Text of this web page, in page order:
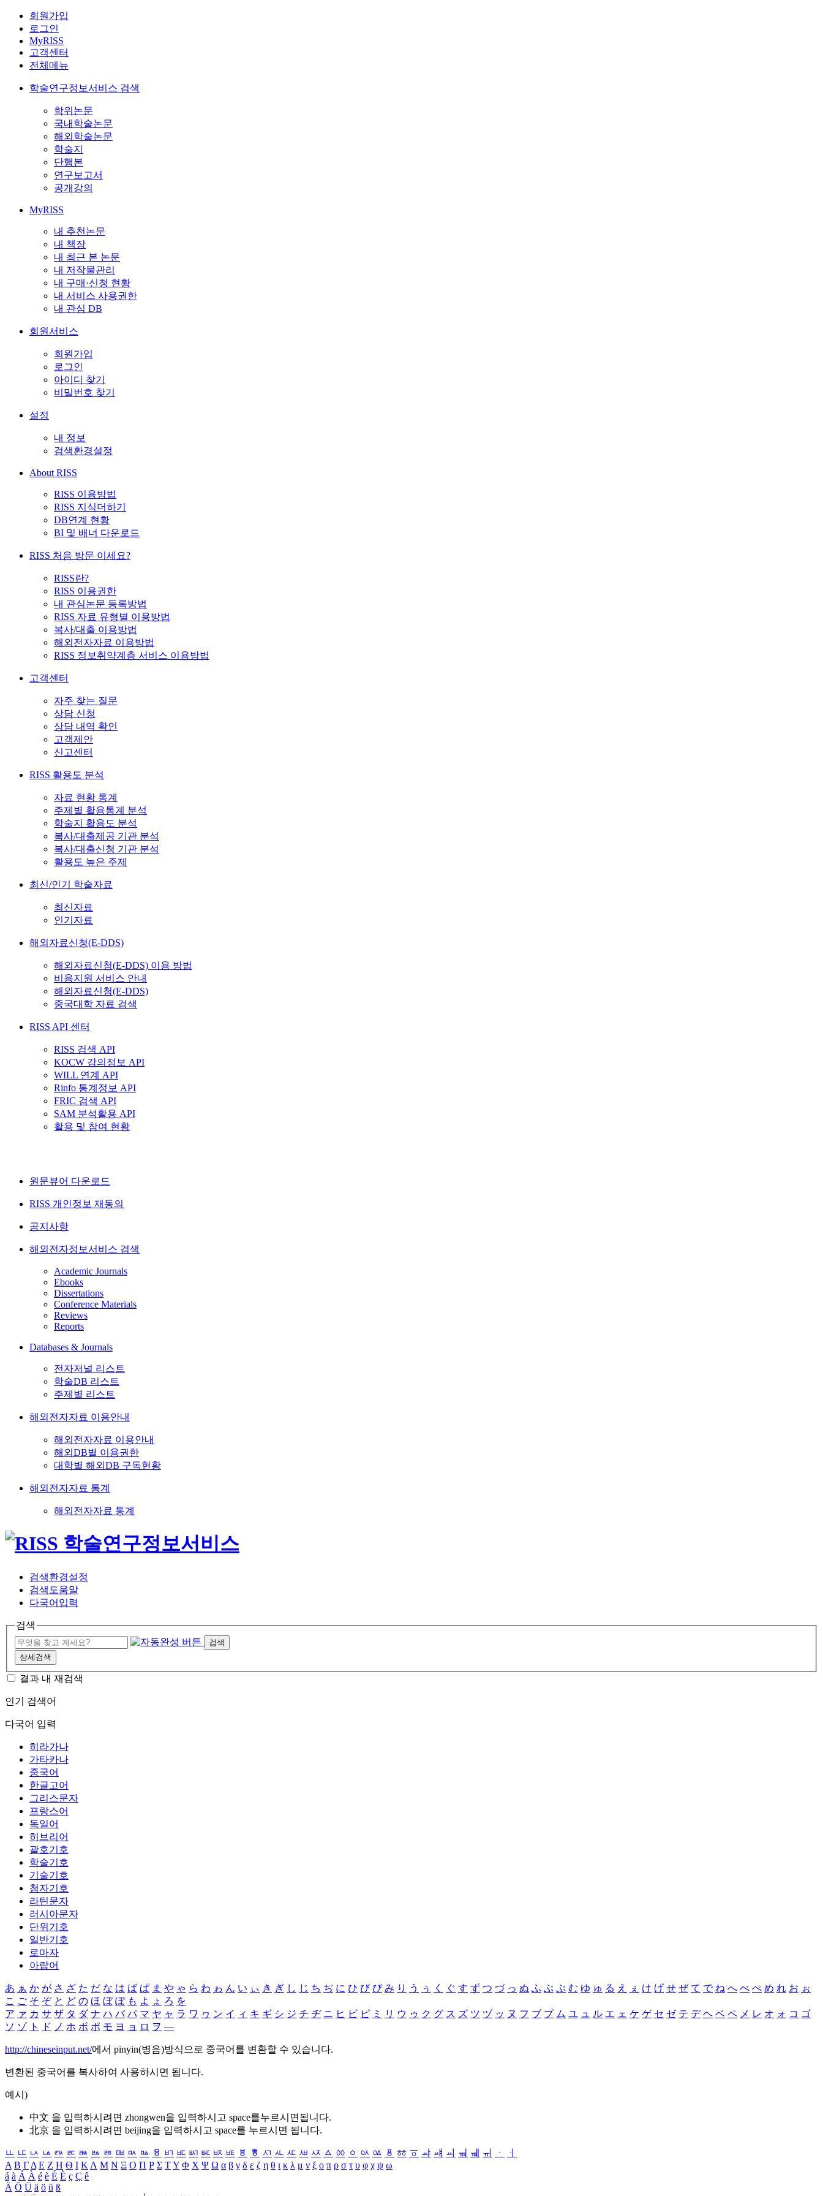
회원가입
로그인
MyRISS
고객센터
전체메뉴
학술연구정보서비스 검색
학위논문
국내학술논문
해외학술논문
학술지
단행본
연구보고서
공개강의
MyRISS
내 추천논문
내 책장
내 최근 본 논문
내 저작물관리
내 구매·신청 현황
내 서비스 사용권한
내 관심 DB
회원서비스
회원가입
로그인
아이디 찾기
비밀번호 찾기
설정
내 정보
검색환경설정
About RISS
RISS 이용방법
RISS 지식더하기
DB연계 현황
BI 및 배너 다운로드
RISS 처음 방문 이세요?
RISS란?
RISS 이용권한
내 관심논문 등록방법
RISS 자료 유형별 이용방법
복사/대출 이용방법
해외전자자료 이용방법
RISS 정보취약계층 서비스 이용방법
고객센터
자주 찾는 질문
상담 신청
상담 내역 확인
고객제안
신고센터
RISS 활용도 분석
자료 현황 통계
주제별 활용통계 분석
학술지 활용도 분석
복사/대출제공 기관 분석
복사/대출신청 기관 분석
활용도 높은 주제
최신/인기 학술자료
최신자료
인기자료
해외자료신청(E-DDS)
해외자료신청(E-DDS) 이용 방법
비용지원 서비스 안내
해외자료신청(E-DDS)
중국대학 자료 검색
RISS API 센터
RISS 검색 API
KOCW 강의정보 API
WILL 연계 API
Rinfo 통계정보 API
FRIC 검색 API
SAM 분석활용 API
활용 및 참여 현황
원문뷰어 다운로드
RISS 개인정보 재동의
공지사항
해외전자정보서비스 검색
Academic Journals
Ebooks
Dissertations
Conference Materials
Reviews
Reports
Databases & Journals
전자저널 리스트
학술DB 리스트
주제별 리스트
해외전자자료 이용안내
해외전자자료 이용안내
해외DB별 이용권한
대학별 해외DB 구독현황
해외전자자료 통계
해외전자자료 통계
검색환경설정
검색도움말
다국어입력
검색
검색
상세검색
결과 내 재검색
인기 검색어
다국어 입력
히라가나
가타카나
중국어
한글고어
그리스문자
프랑스어
독일어
히브리어
괄호기호
학술기호
기술기호
첨자기호
라틴문자
러시아문자
단위기호
일반기호
로마자
아랍어
あ ぁ か が さ ざ た だ な は ば ぱ ま や ゃ ら わ ゎ ん い ぃ き ぎ し じ ち ぢ に ひ び ぴ み り う ぅ く ぐ す ず つ づ っ ぬ ふ ぶ ぷ む ゆ ゅ る え ぇ け げ せ ぜ て で ね へ べ ぺ め れ お ぉ
こ ご そ ぞ と ど の ほ ぼ ぽ も よ ょ ろ を
ア ァ カ サ ザ タ ダ ナ ハ バ パ マ ヤ ャ ラ ワ ヮ ン イ ィ キ ギ シ ジ チ ヂ ニ ヒ ビ ピ ミ リ ウ ゥ ク グ ス ズ ツ ヅ ッ ヌ フ ブ プ ム ユ ュ ル エ ェ ケ ゲ セ ゼ テ デ ヘ ベ ペ メ レ オ ォ コ ゴ
ソ ゾ ト ド ノ ホ ボ ポ モ ヨ ョ ロ ヲ ―
http://chineseinput.net/에서 pinyin(병음)방식으로 중국어를 변환할 수 있습니다.
변환된 중국어를 복사하여 사용하시면 됩니다.
예시)
中文 을 입력하시려면 zhongwen을 입력하시고 space를누르시면됩니다.
北京 을 입력하시려면 beijing을 입력하시고 space를 누르시면 됩니다.
ㅥ ㅦ ㅧ ㅨ ㅩ ㅪ ㅫ ㅬ ㅭ ㅮ ㅯ ㅰ ㅱ ㅲ ㅳ ㅴ ㅵ ㅶ ㅷ ㅸ ㅹ ㅺ ㅻ ㅼ ㅽ ㅾ ㅿ ㆀ ㆁ ㆂ ㆃ ㆄ ㆅ ㆆ ㆇ ㆈ ㆉ ㆊ ㆋ ㆌ ㆍ
ㆎ
Α Β ΓΔ Ε Ζ Η Θ Ι ΚΛ Μ Ν Ξ Ο Π Ρ Σ ΤΥ Φ Χ Ψ Ω α β γ δ ε ζ η θ ι κ λ μ ν ξ ο π ρ σ τ υ φ χ ψ ω
á à Á À é è É È ç Ç ê
Ä Ö Ü ä ö ü ß